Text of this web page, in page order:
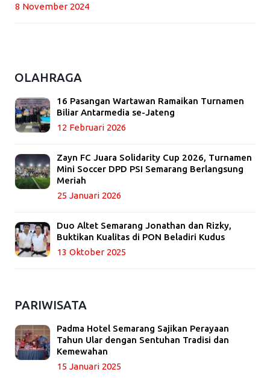
8 November 2024
OLAHRAGA
16 Pasangan Wartawan Ramaikan Turnamen
Biliar Antarmedia se-Jateng
12 Februari 2026
Zayn FC Juara Solidarity Cup 2026, Turnamen
Mini Soccer DPD PSI Semarang Berlangsung
Meriah
25 Januari 2026
Duo Altet Semarang Jonathan dan Rizky,
Buktikan Kualitas di PON Beladiri Kudus
13 Oktober 2025
PARIWISATA
Padma Hotel Semarang Sajikan Perayaan
Tahun Ular dengan Sentuhan Tradisi dan
Kemewahan
15 Januari 2025